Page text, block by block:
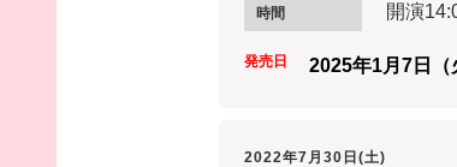
時間 開演14
発売日 2025年1月7 日（
2022年7月30日(土)